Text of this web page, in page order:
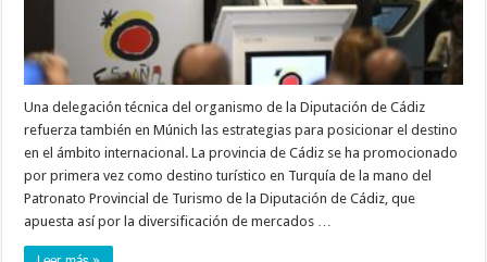
Una delegación técnica del organismo de la Diputación de Cádiz
refuerza también en Múnich las estrategias para posicionar el destino
en el ámbito internacional. La provincia de Cádiz se ha promocionado
por primera vez como destino turístico en Turquía de la mano del
Patronato Provincial de Turismo de la Diputación de Cádiz, que
apuesta así por la diversificación de mercados …